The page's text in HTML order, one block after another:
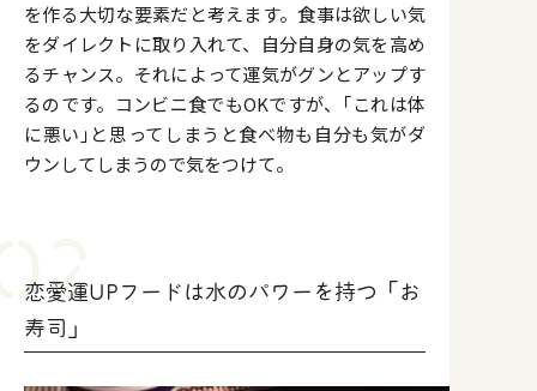
を作る大切な要素だと考えます。食事は欲しい気
をダイレクトに取り入れて、自分自身の気を高め
るチャンス。それによって運気がグンとアップす
るのです。コンビニ食でもOKですが、｢これは体
に悪い｣と思ってしまうと食べ物も自分も気がダ
ウンしてしまうので気をつけて。
恋愛運UPフードは水のパワーを持つ「お
寿司」